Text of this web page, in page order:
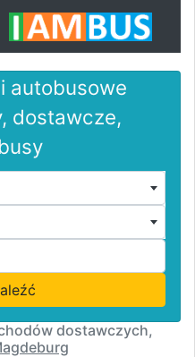
autobusowe
dostawcze,
dostawczych,